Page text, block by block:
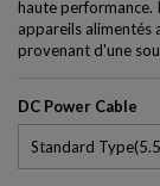
haute performance.
appareils alimentés
provenant d'une
DC Power Cable